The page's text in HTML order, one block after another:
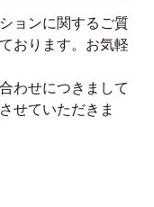
ョンに関するご質
おります。お気軽
わせにつきまして
せていただきま